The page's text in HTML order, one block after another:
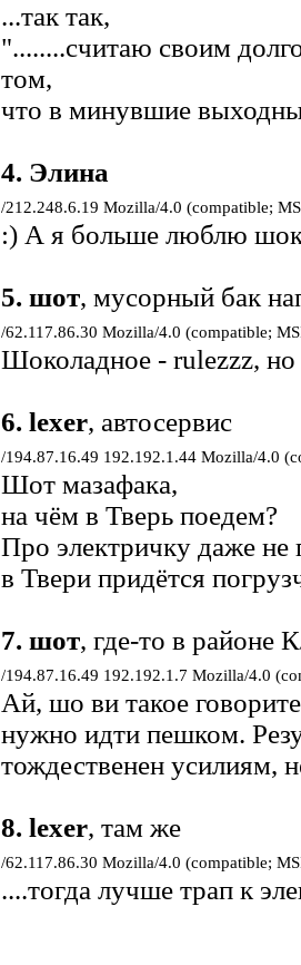
...так так,
"........считаю своим
том,
что в минувшие
4. Элина
/212.248.6.19 Mozilla/4.0 (compatible;
:) А я больше люблю
5. шот, мусорный бак
/62.117.86.30 Mozilla/4.0 (compatible;
Шоколадное - rulezzz, но
6. lexer, автосервис
/194.87.16.49 192.192.1.44 Mozilla/4.0
Шот мазафака,
на чём в Тверь поедем?
Про электричку даже не
в Твери придётся
7. шот, где-то в районе
/194.87.16.49 192.192.1.7 Mozilla/4.0
Ай, шо ви такое
нужно идти пешком.
тождественен усилиям,
8. lexer, там же
/62.117.86.30 Mozilla/4.0 (compatible;
....тогда лучше трап к